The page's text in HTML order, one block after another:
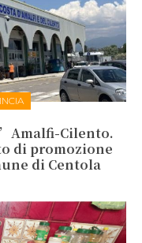
Cilento.
di promozione
di Centola